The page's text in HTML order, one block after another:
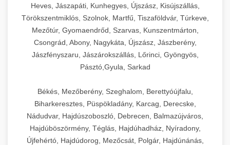
Heves, Jászapáti, Kunhegyes, Újszász, Kisújszállás,
Törökszentmiklós, Szolnok, Martfű, Tiszaföldvár, Túrkeve,
Mezőtúr, Gyomaendrőd, Szarvas, Kunszentmárton,
Csongrád, Abony, Nagykáta, Újszász, Jászberény,
Jászfényszaru, Jászárokszállás, Lőrinci, Gyöngyös,
Pásztó,Gyula, Sarkad
Békés, Mezőberény, Szeghalom, Berettyóújfalu,
Biharkeresztes, Püspökladány, Karcag, Derecske,
Nádudvar, Hajdúszoboszló, Debrecen, Balmazújváros,
Hajdúböszörmény, Téglás, Hajdúhadház, Nyíradony,
Újfehértó, Hajdúdorog, Mezőcsát, Polgár, Hajdúnánás,